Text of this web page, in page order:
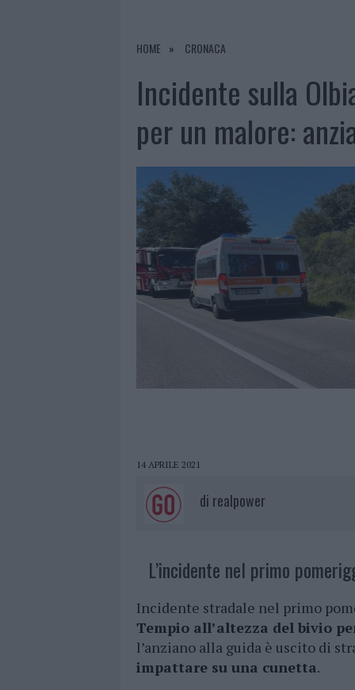
6 AGOSTO 2026
|
HOME CRONACA
Incidente sulla
per un malore:
14 APRILE 2021
di realpower
L’incidente nel primo
Incidente stradale nel primo
Tempio all’altezza del bivio
l’anziano alla guida è uscito di
impattare su una cunetta.